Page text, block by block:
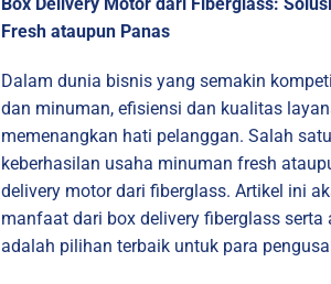
Fresh ataupun Panas
Dalam dunia bisnis yang semakin
dan minuman, efisiensi dan kualitas
memenangkan hati pelanggan. Salah
keberhasilan usaha minuman fresh
delivery motor dari fiberglass. Artikel ini
manfaat dari box delivery fiberglass
adalah pilihan terbaik untuk para